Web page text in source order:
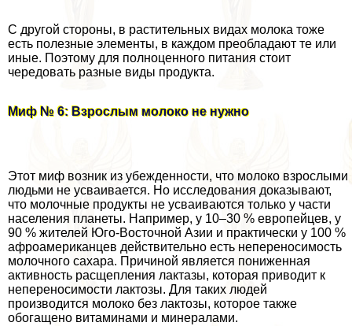
С другой стороны, в растительных видах молока тоже
есть полезные элементы, в каждом преобладают те или
иные. Поэтому для полноценного питания стоит
чередовать разные виды продукта.
Миф № 6: Взрослым молоко не нужно
Этот миф возник из убежденности, что молоко взрослыми
людьми не усваивается. Но исследования доказывают,
что молочные продукты не усваиваются только у части
населения планеты. Например, у 10–30 % европейцев, у
90 % жителей Юго-Восточной Азии и пpaктически у 100 %
афроамериканцев действительно есть непереносимость
молочного сахара. Причиной является пониженная
активность расщепления лактазы, которая приводит к
непереносимости лактозы. Для таких людей
производится молоко без лактозы, которое также
обогащено витаминами и минералами.